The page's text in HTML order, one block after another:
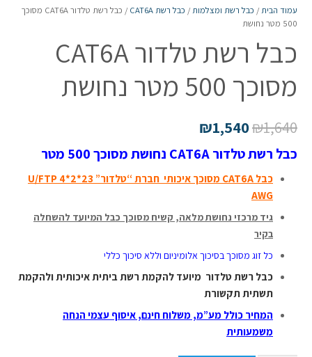
עמוד הבית/ כבל רשת ומצלמות/ כבל רשת CAT6A
/ כבל רשת טלדור CAT6A מסוכך
500 מטר נחושת
כבל רשת טלדור CAT6A
מסוכך 500 מטר נחושת
₪1,640
₪1,540
כבל רשת טלדור CAT6A נחושת מסוכך 500 מטר
כבל CAT6A מסוכך איכותי חברת “טלדור” U/FTP 4*2*23
AWG
גיד מרכזי נחושת מלאה, קשיח מסוכך כבל המיועד להשחלה
בקיר
כל זוג מסוכך בסיכוך אלומיניום וללא סיכוך כללי
כבל רשת טלדור מיועד להקמת רשת ביתית איכותית ולהקמת
תשתית תקשורת
המחיר כולל מע”מ, משלוח חינם, איסוף עצמי הנחה
משמעותית